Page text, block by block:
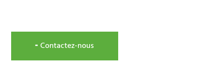
╸Contactez-nous